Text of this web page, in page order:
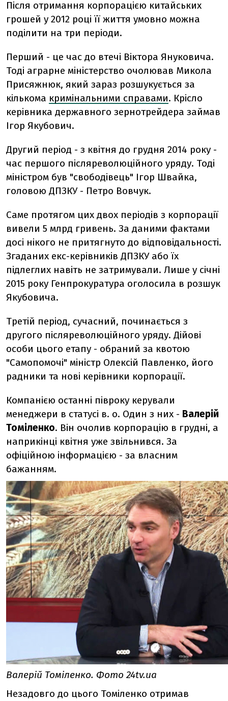
Після отримання корпорацією китайських
грошей у 2012 році її життя умовно можна
поділити на три періоди.
Перший - це час до втечі Віктора Януковича.
Тоді аграрне міністерство очолював Микола
Присяжнюк, який зараз розшукується за
кількома кримінальними справами. Крісло
керівника державного зернотрейдера займав
Ігор Якубович.
Другий період - з квітня до грудня 2014 року -
час першого післяреволюційного уряду. Тоді
міністром був "свободівець" Ігор Швайка,
головою ДПЗКУ - Петро Вовчук.
Саме протягом цих двох періодів з корпорації
вивели 5 млрд гривень. За даними фактами
досі нікого не притягнуто до відповідальності.
Згаданих екс-керівників ДПЗКУ або їх
підлеглих навіть не затримували. Лише у січні
2015 року Генпрокуратура оголосила в розшук
Якубовича.
Третій період, сучасний, починається з
другого післяреволюційного уряду. Дійові
особи цього етапу - обраний за квотою
"Самопомочі" міністр Олексій Павленко, його
радники та нові керівники корпорації.
Компанією останні півроку керували
менеджери в статусі в. о. Один з них - Валерій
Томіленко. Він очолив корпорацію в грудні, а
наприкінці квітня уже звільнився. За
офіційною інформацією - за власним
бажанням.
Валерій Томіленко. Фото 24tv.ua
Незадовго до цього Томіленко отримав